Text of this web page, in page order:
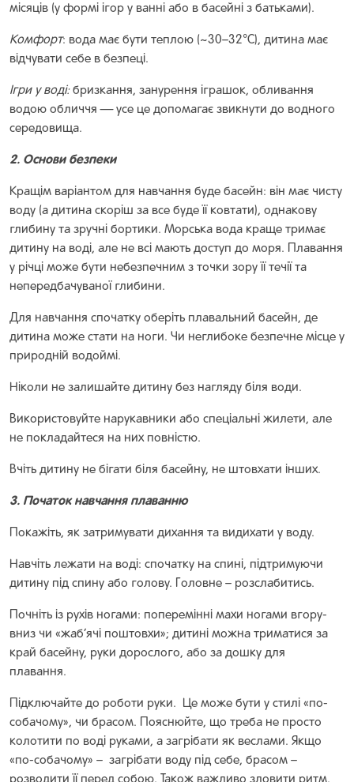
місяців (у формі ігор у ванні або в басейні з батьками).
Комфорт: вода має бути теплою (~30–32°C), дитина має
відчувати себе в безпеці.
Ігри у воді:бризкання, занурення іграшок, обливання
водою обличчя — усе це допомагає звикнути до водного
середовища.
2. Основи безпеки
Кращім варіантом для навчання буде басейн: він має чисту
воду (а дитина скоріш за все буде її ковтати), однакову
глибину та зручні бортики. Морська вода краще тримає
дитину на воді, але не всі мають доступ до моря. Плавання
у річці може бути небезпечним з точки зору її течії та
непередбачуваної глибини.
Для навчання спочатку оберіть плавальний басейн, де
дитина може стати на ноги. Чи неглибоке безпечне місце у
природній водоймі.
Ніколи не залишайте дитину без нагляду біля води.
Використовуйте нарукавники або спеціальні жилети, але
не покладайтеся на них повністю.
Вчіть дитину не бігати біля басейну, не штовхати інших.
3. Початок навчання плаванню
Покажіть, як затримувати дихання та видихати у воду.
Навчіть лежати на воді: спочатку на спині, підтримуючи
дитину під спину або голову. Головне – розслабитись.
Почніть із рухів ногами: поперемінні махи ногами вгору-
вниз чи «жаб’ячі поштовхи»; дитині можна триматися за
край басейну, руки дорослого, або за дошку для
плавання.
Підключайте до роботи руки. Це може бути у стилі «по-
собачому», чи брасом. Пояснюйте, що треба не просто
колотити по воді руками, а загрібати як веслами. Якщо
«по-собачому» – загрібати воду під себе, брасом –